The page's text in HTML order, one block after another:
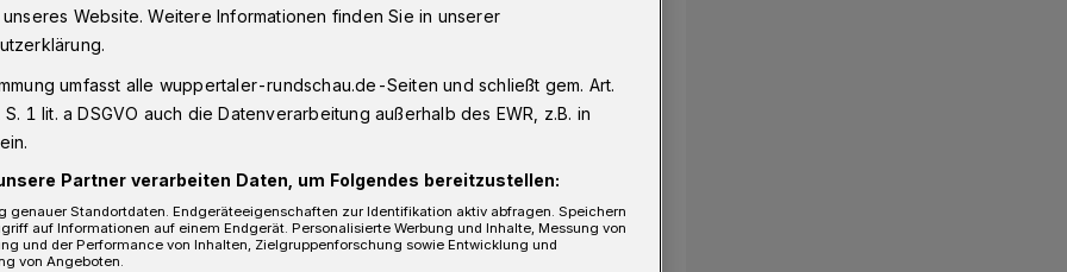
Auswärtsspiel beim Spitzenreiter
Fußball-Regionalligist Wuppertaler SV
Website. Weitere Informationen finden Sie in unserer
umfasst alle wuppertaler-rundschau.de-Seiten und schließt gem. Art.
1 lit. a DSGVO auch die Datenverarbeitung außerhalb des EWR, z.B. in
Partner verarbeiten Daten, um Folgendes bereitzustellen:
genauer Standortdaten. Endgeräteeigenschaften zur Identifikation aktiv abfragen. Speichern
auf Informationen auf einem Endgerät. Personalisierte Werbung und Inhalte, Messung von
und der Performance von Inhalten, Zielgruppenforschung sowie Entwicklung und
von Angeboten.